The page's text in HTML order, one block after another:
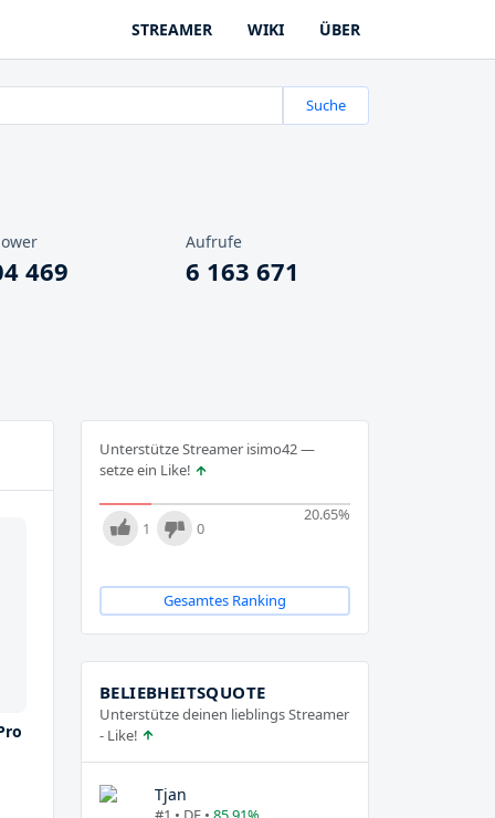
STREAMER WIKI ÜBER
Suche
469
Aufrufe
6 163 671
Unterstütze Streamer isimo42 —
setze ein Like!
20.65%
1 0
Gesamtes Ranking
BELIEBHEITSQUOTE
Unterstütze deinen lieblings Streamer
- Like!
Tjan